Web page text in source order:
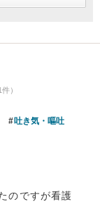
）
吐き気・嘔吐
のですが看護